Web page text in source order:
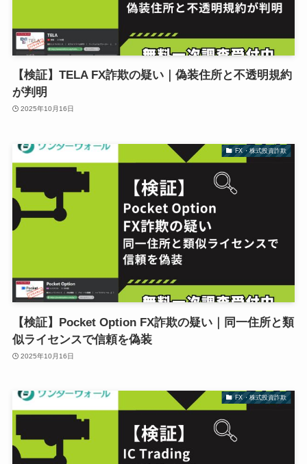
【検証】TELA FX詐欺の疑い｜偽装住所と不透明規約
が判明
2025年10月16日
FX・株式投資詐欺
【検証】Pocket Option FX詐欺の疑い｜同一住所と類
似ライセンスで信頼を偽装
2025年10月16日
FX・株式投資詐欺